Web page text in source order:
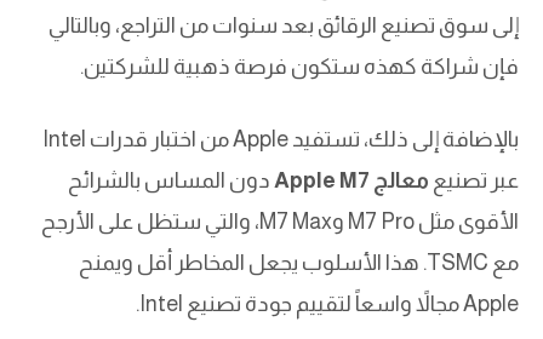
إلى سوق تصنيع الرقائق بعد سنوات من التراجع، وبالتالي
فإن شراكة كهذه ستكون فرصة ذهبية للشركتين.
بالإضافة إلى ذلك، تستفيد Apple من اختبار قدرات Intel
عبر تصنيع معالج Apple M7
دون المساس بالشرائح
الأقوى مثل M7 Pro وM7 Max، والتي ستظل على الأرجح
مع TSMC. هذا الأسلوب يجعل المخاطر أقل ويمنح
Apple مجالاً واسعاً لتقييم جودة تصنيع Intel.